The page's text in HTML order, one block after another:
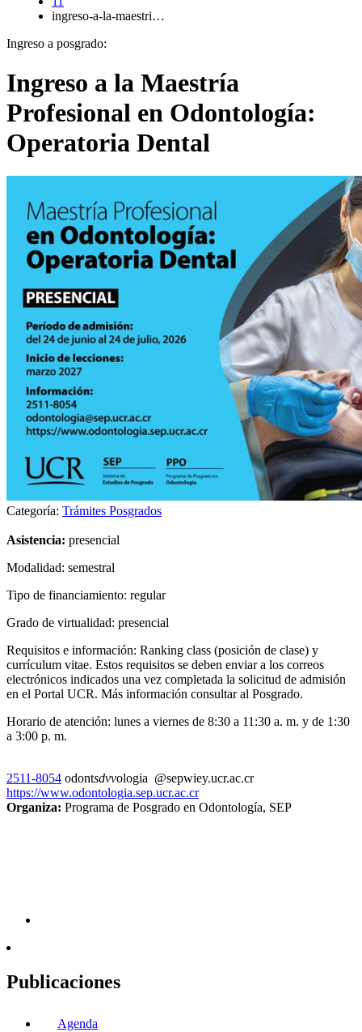
ingreso-a-la-maestri…
Ingreso a posgrado:
Ingreso a la Maestría
Profesional en Odontología:
Operatoria Dental
Categoría: Trámites Posgrados
Asistencia: presencial
Modalidad: semestral
Tipo de financiamiento: regular
Grado de virtualidad: presencial
Requisitos e información: Ranking class (posición de clase) y
currículum vitae. Estos requisitos se deben enviar a los correos
electrónicos indicados una vez completada la solicitud de admisión
en el Portal UCR. Más información consultar al Posgrado.
Horario de atención: lunes a viernes de 8:30 a 11:30 a. m. y de 1:30
a 3:00 p. m.
2511-8054 odontsdvvologia @sepwiey.ucr.ac.cr
https://www.odontologia.sep.ucr.ac.cr
Organiza: Programa de Posgrado en Odontología, SEP
Publicaciones
Agenda